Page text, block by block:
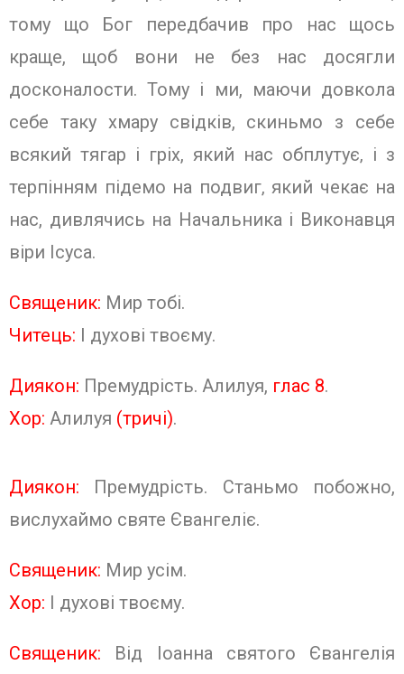
тому що Бог передбачив про нас щось
краще, щоб вони не без нас досягли
досконалости. Тому і ми, маючи довкола
себе таку хмару свідків, скиньмо з себе
всякий тягар і гріх, який нас обплутує‚ і з
терпінням підемо на подвиг‚ який чекає на
нас, дивлячись на Начальника і Виконавця
віри Ісуса.
Священик: Мир тобі.
Читець: І духові твоєму.
Диякон: Премудрість. Алилуя, глас 8.
Хор: Алилуя (тричі).
Диякон: Премудрість. Станьмо побожно,
вислухаймо свя­те Євангеліє.
Священик: Мир усім.
Хор: І духові твоєму.
Священик: Від Іоанна святого Євангелія